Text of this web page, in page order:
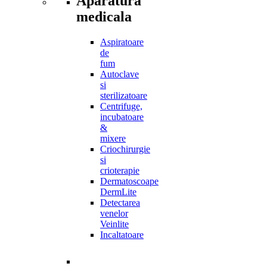
medicala
Aspiratoare
de
fum
Autoclave
si
sterilizatoare
Centrifuge,
incubatoare
&
mixere
Criochirurgie
si
crioterapie
Dermatoscoape
DermLite
Detectarea
venelor
Veinlite
Incaltatoare